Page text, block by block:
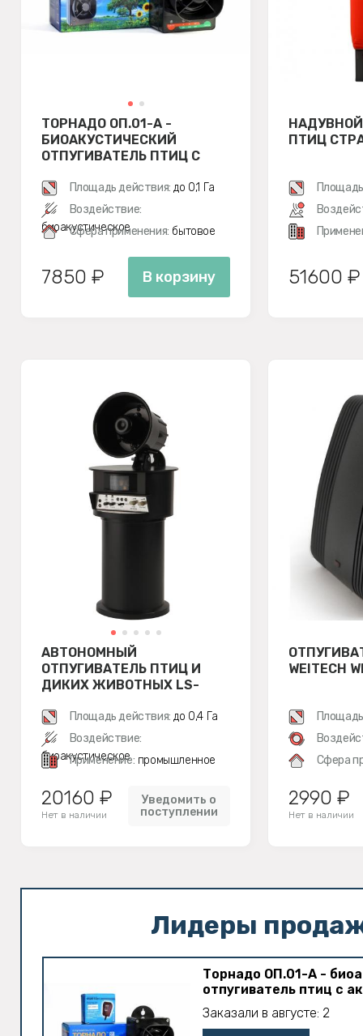
ТОРНАДО ОП.01-А -
БИОАКУСТИЧЕСКИЙ
ОТПУГИВАТЕЛЬ ПТИЦ С
Площадь действия: до 0,1 Га
Воздействие:
биоакустическое
Сфера применения: бытовое
7850 ₽ В корзину
ПТИЦ
51600 ₽
АВТОНОМНЫЙ
ОТПУГИВАТЕЛЬ ПТИЦ И
ДИКИХ ЖИВОТНЫХ LS-
Площадь действия: до 0,4 Га
Воздействие:
биоакустическое
Применение: промышленное
20160 ₽
Нет в наличии
Уведомить о
поступлении
WEITECH
Сфера
2990 ₽
Нет в наличии
Лидеры
Торнадо ОП.01-А -
отпугиватель птиц с
Заказали в августе: 2